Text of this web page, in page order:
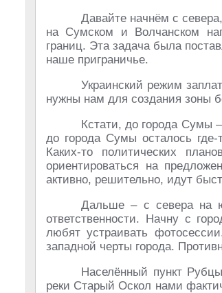
Давайте начнём с
на Сумском и Волчанском
границ. Эта задача была
наше приграничье.
Украинский режим
нужны нам для создания зоны
Кстати, до города Сумы
до города Сумы осталось
Каких-то политических
ориентироваться на
активно, решительно, идут
Дальше – с севера на
ответственности. Начну с
любят устраивать
западной черты города.
Населённый пункт
реки Старый Оскол нами